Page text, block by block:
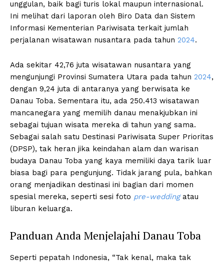
unggulan, baik bagi turis lokal maupun internasional.
Ini melihat dari laporan oleh Biro Data dan Sistem
Informasi Kementerian Pariwisata terkait jumlah
perjalanan wisatawan nusantara pada tahun 2024.
Ada sekitar 42,76 juta wisatawan nusantara yang
mengunjungi Provinsi Sumatera Utara pada tahun 2024,
dengan 9,24 juta di antaranya yang berwisata ke
Danau Toba. Sementara itu, ada 250.413 wisatawan
mancanegara yang memilih danau menakjubkan ini
sebagai tujuan wisata mereka di tahun yang sama.
Sebagai salah satu Destinasi Pariwisata Super Prioritas
(DPSP), tak heran jika keindahan alam dan warisan
budaya Danau Toba yang kaya memiliki daya tarik luar
biasa bagi para pengunjung. Tidak jarang pula, bahkan
orang menjadikan destinasi ini bagian dari momen
spesial mereka, seperti sesi foto pre-weddingatau
liburan keluarga.
Panduan Anda Menjelajahi Danau Toba
Seperti pepatah Indonesia, “Tak kenal, maka tak